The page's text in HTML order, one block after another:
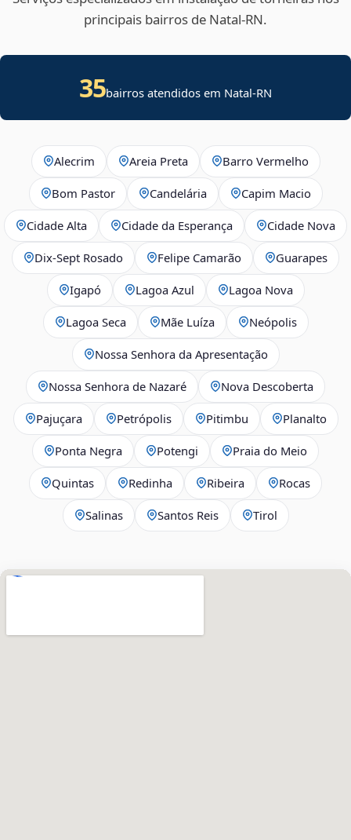
principais bairros de Natal‑RN.
35bairros atendidos em Natal-RN
Alecrim Areia Preta Barro Vermelho
Bom Pastor Candelária Capim Macio
Cidade Alta Cidade da Esperança Cidade Nova
Dix‑Sept Rosado Felipe Camarão Guarapes
Igapó Lagoa Azul Lagoa Nova
Lagoa Seca Mãe Luíza Neópolis
Nossa Senhora da Apresentação
Nossa Senhora de Nazaré Nova Descoberta
Pajuçara Petrópolis Pitimbu Planalto
Ponta Negra Potengi Praia do Meio
Quintas Redinha Ribeira Rocas
Salinas Santos Reis Tirol